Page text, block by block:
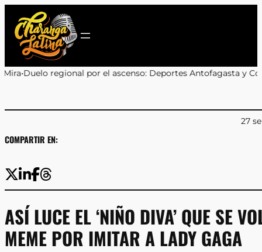
contenido
el ascenso: Deportes Antofagasta y Cobreloa se enfrentarán
COMPARTIR EN:
27
ASÍ LUCE EL ‘NIÑO DIVA’ QUE SE
MEME POR IMITAR A LADY GAGA